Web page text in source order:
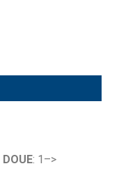
DOUE: 1–>